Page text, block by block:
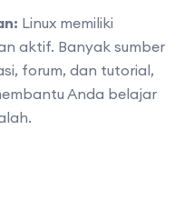
Linux memiliki
aktif. Banyak sumber
forum, dan tutorial,
Anda belajar